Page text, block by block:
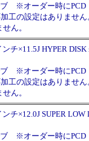
※オーダー時にPCD
工の設定はありませ
ん。
ンチ×11.5J HYPER
※オーダー時にPCD
工の設定はありませ
ん。
ンチ×12.0J SUPER
※オーダー時にPCD